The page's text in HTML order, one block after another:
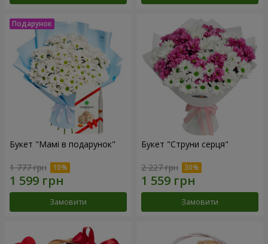
Букет "Мамі в подарунок"
1 777 грн
Замовити
Букет "Струни серця"
2 227 грн
Замовити